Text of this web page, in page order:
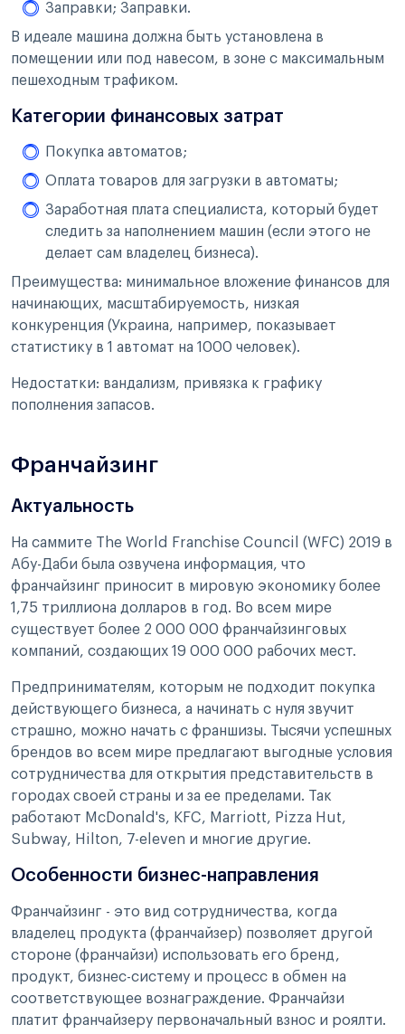
Заправки; Заправки.
В идеале машина должна быть установлена в
помещении или под навесом, в зоне с максимальным
пешеходным трафиком.
Категории финансовых затрат
Покупка автоматов;
Оплата товаров для загрузки в автоматы;
Заработная плата специалиста, который будет
следить за наполнением машин (если этого не
делает сам владелец бизнеса).
Преимущества: минимальное вложение финансов для
начинающих, масштабируемость, низкая
конкуренция (Украина, например, показывает
статистику в 1 автомат на 1000 человек).
Недостатки: вандализм, привязка к графику
пополнения запасов.
Франчайзинг
Актуальность
На саммите The World Franchise Council (WFC) 2019 в
Абу-Даби была озвучена информация, что
франчайзинг приносит в мировую экономику более
1,75 триллиона долларов в год. Во всем мире
существует более 2 000 000 франчайзинговых
компаний, создающих 19 000 000 рабочих мест.
Предпринимателям, которым не подходит покупка
действующего бизнеса, а начинать с нуля звучит
страшно, можно начать с франшизы. Тысячи успешных
брендов во всем мире предлагают выгодные условия
сотрудничества для открытия представительств в
городах своей страны и за ее пределами. Так
работают McDonald's, KFC, Marriott, Pizza Hut,
Subway, Hilton, 7-eleven и многие другие.
Особенности бизнес-направления
Франчайзинг - это вид сотрудничества, когда
владелец продукта (франчайзер) позволяет другой
стороне (франчайзи) использовать его бренд,
продукт, бизнес-систему и процесс в обмен на
соответствующее вознаграждение. Франчайзи
платит франчайзеру первоначальный взнос и роялти.